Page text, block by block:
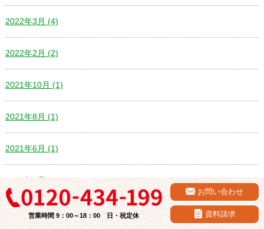
2022年3月 (4)
2022年2月 (2)
2021年10月 (1)
2021年8月 (1)
2021年6月 (1)
2021年4月 (3)
2021年2月 (5)
営業時間 9：00～18：00 日・祝定休
お問い合わせ
資料請求